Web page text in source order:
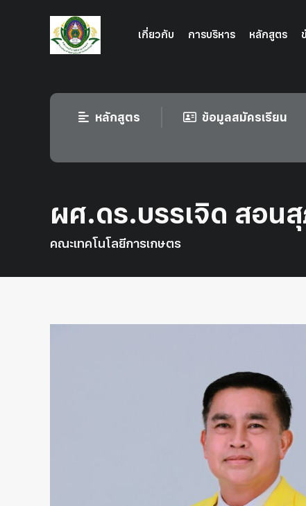
เกี่ยวกับ การบริหาร หลักสูตร
หลักสูตร ข้อมูลสมัครเรียน
ผศ.ดร.บรรเจิด สอน
คณะเทคโนโลยีการเกษตร